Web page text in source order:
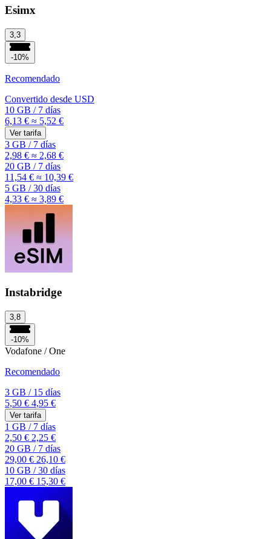
Esimx
3,3
-10%
Recomendado
Convertido desde USD
10 GB /7 días
6,13 € ≈ 5,52 €
Ver tarifa
3 GB /7 días
2,98 € ≈ 2,68 €
20 GB /7 días
11,54 € ≈ 10,39 €
5 GB /30 días
4,33 € ≈ 3,89 €
Instabridge
3,8
-10%
Vodafone / One
Recomendado
3 GB /15 días
5,50 € 4,95 €
Ver tarifa
1 GB /7 días
2,50 € 2,25 €
20 GB /7 días
29,00 € 26,10 €
10 GB /30 días
17,00 € 15,30 €